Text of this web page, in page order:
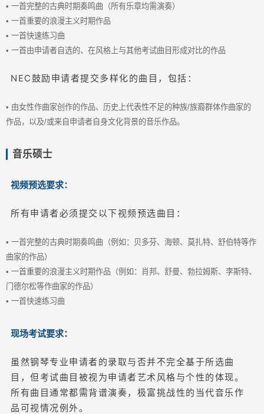
• 一首完整的古典时期奏鸣曲（所有乐章均需演奏）
• 一首重要的浪漫主义时期作品
• 一首快速练习曲
• 一首由申请者自选的、在风格上与其他考试曲目形成对比的作品
NEC鼓励申请者提交多样化的曲目，包括：
• 由女性作曲家创作的作品、历史上代表性不足的种族/族裔群体作曲家的
作品，以及/或来自申请者自身文化背景的音乐作品。
音乐硕士
视频预选要求：
所有申请者必须提交以下视频预选曲目：
• 一首完整的古典时期奏鸣曲（例如：贝多芬、海顿、莫扎特、舒伯特等作
曲家的作品）
• 一首重要的浪漫主义时期作品（例如：肖邦、舒曼、勃拉姆斯、李斯特、
门德尔松等作曲家的作品）
• 一首快速练习曲
现场考试要求：
虽然钢琴专业申请者的录取与否并不完全基于所选曲
目，但考试曲目被视为申请者艺术风格与个性的体现。
所有曲目通常都需背谱演奏，极富挑战性的当代音乐作
品可视情况例外。